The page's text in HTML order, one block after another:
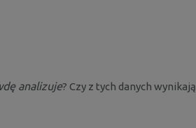
analizuje? Czy z tych danych wynikają